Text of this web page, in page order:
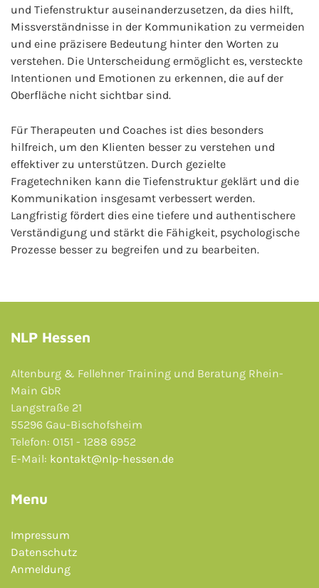
und Tiefenstruktur auseinanderzusetzen, da dies hilft,
Missverständnisse in der Kommunikation zu vermeiden
und eine präzisere Bedeutung hinter den Worten zu
verstehen. Die Unterscheidung ermöglicht es, versteckte
Intentionen und Emotionen zu erkennen, die auf der
Oberfläche nicht sichtbar sind.
Für Therapeuten und Coaches ist dies besonders
hilfreich, um den Klienten besser zu verstehen und
effektiver zu unterstützen. Durch gezielte
Fragetechniken kann die Tiefenstruktur geklärt und die
Kommunikation insgesamt verbessert werden.
Langfristig fördert dies eine tiefere und authentischere
Verständigung und stärkt die Fähigkeit, psychologische
Prozesse besser zu begreifen und zu bearbeiten.
NLP Hessen
Altenburg & Fellehner Training und Beratung Rhein-
Main GbR
Langstraße 21
55296 Gau-Bischofsheim
Telefon: 0151 - 1288 6952
E-Mail: kontakt@nlp-hessen.de
Menu
Impressum
Datenschutz
Anmeldung